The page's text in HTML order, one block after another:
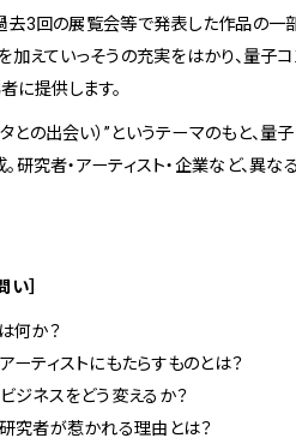
Others
お問い合わせ
去3回の展覧会等で発表した作品の一
加えていっそうの充実をはかり、量子
に提供します。
の出会い）”というテーマのもと、量
研究者・アーティスト・企業など、異
］
何か？
ティストにもたらすものとは？
ジネスをどう変えるか？
究者が惹かれる理由とは？